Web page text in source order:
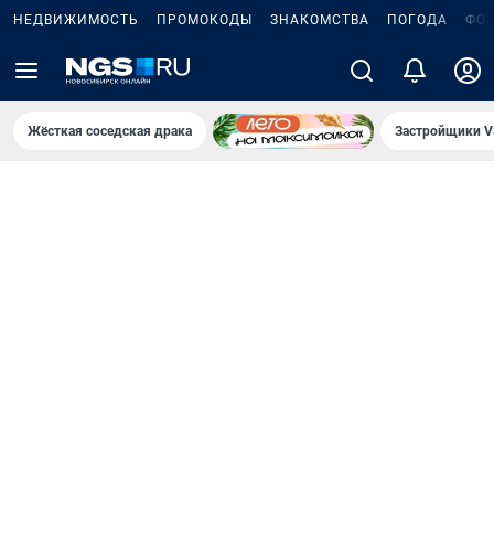
НЕДВИЖИМОСТЬ ПРОМОКОДЫ ЗНАКОМСТВА ПОГОДА
Жёсткая соседская драка Застройщики